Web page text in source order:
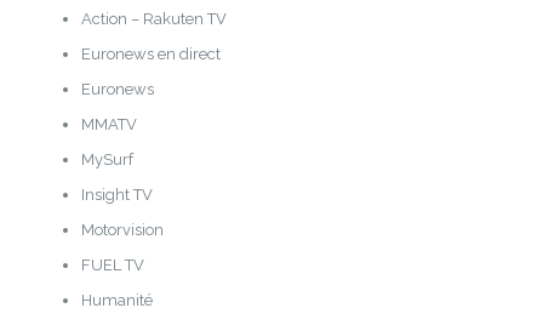
Action – Rakuten TV
Euronews en direct
Euronews
MMATV
MySurf
Insight TV
Motorvision
FUEL TV
Humanité